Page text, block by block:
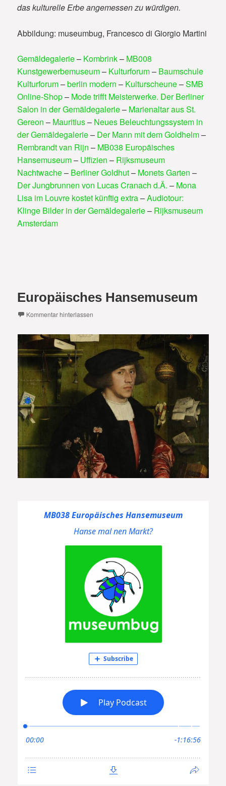
das kulturelle Erbe angemessen zu würdigen.
Abbildung: museumbug, Francesco di Giorgio Martini
Gemäldegalerie– Kombrink– MB008
Kunstgewerbemuseum– Kulturforum– Baumschule
Kulturforum–berlin modern – Kulturscheune–SMB
Online-Shop– Mode trifft Meisterwerke. Der Berliner
Salon in der Gemäldegalerie– Marienaltar aus St.
Gereon – Mauritius– Neues Beleuchtungssystem in
der Gemäldegalerie– Der Mann mit dem Goldhelm–
Rembrandt van Rijn – MB038 Europäisches
Hansemuseum– Uffizien – Rijksmuseum
Nachtwache– Berliner Goldhut– Monets Garten –
Der Jungbrunnen von Lucas Cranach d.Ä. – Mona
Lisa im Louvre kostet künftig extra–Audiotour:
Klinge Bilder in der Gemäldegalerie– Rijksmuseum
Amsterdam
Europäisches Hansemuseum
Kommentar hinterlassen